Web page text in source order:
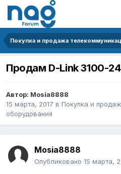
Продам D-Link 3100-
Автор: Mosia8888
15 марта, 2017 в Покупка и
оборудования
Mosia8888
Опубликовано 15 марта,